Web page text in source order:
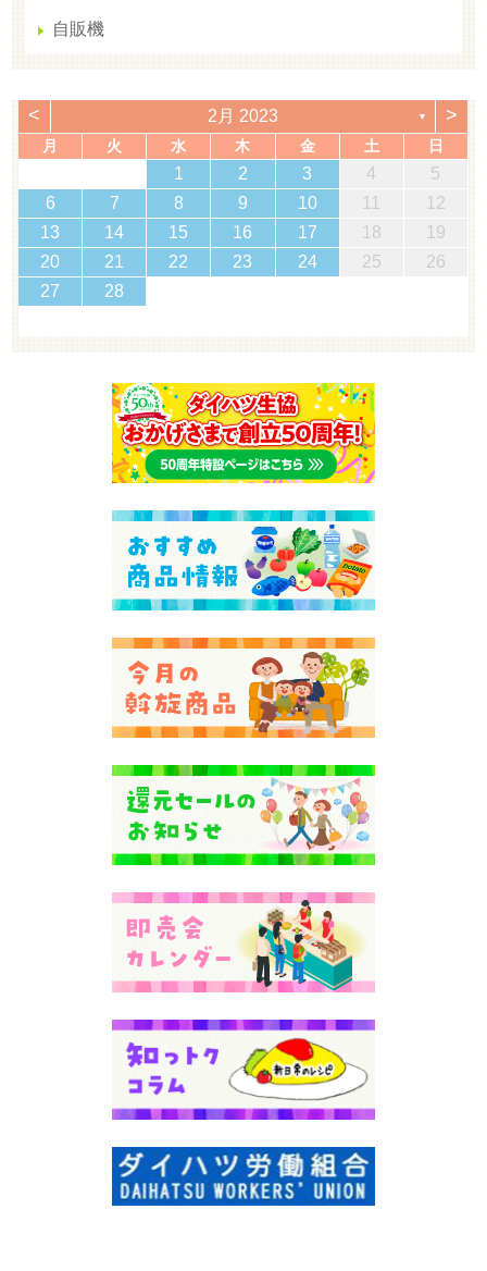
自販機
< 2月 2023 ▼ >
月 火 水 木 金 土 日
1 2 3 4
5
6
7 8 9 10 11
12
13
14 15 16 17 18
19
20
21 22 23 24 25
26
27
28